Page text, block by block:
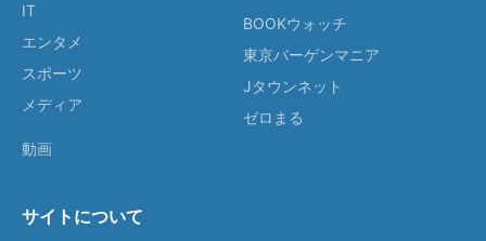
IT
エンタメ
スポーツ
メディア
動画
BOOKウォッチ
東京バーゲンマニア
Jタウンネット
ゼロまる
サイトについて